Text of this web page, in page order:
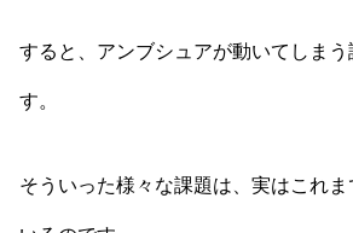
すると、アンブシュアが動いてしまう
す。
そういった様々な課題は、実はこれ